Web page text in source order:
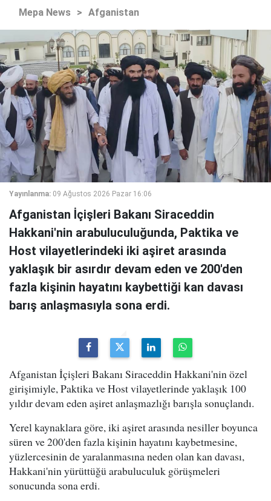
Mepa News > Afganistan
Yayınlanma: 09 Ağustos 2026 Pazar 16:06
Afganistan İçişleri Bakanı Siraceddin
Hakkani'nin arabuluculuğunda, Paktika ve
Host vilayetlerindeki iki aşiret arasında
yaklaşık bir asırdır devam eden ve 200'den
fazla kişinin hayatını kaybettiği kan davası
barış anlaşmasıyla sona erdi.
Afganistan İçişleri Bakanı Siraceddin Hakkani'nin özel
girişimiyle, Paktika ve Host vilayetlerinde yaklaşık 100
yıldır devam eden aşiret anlaşmazlığı barışla sonuçlandı.
Yerel kaynaklara göre, iki aşiret arasında nesiller boyunca
süren ve 200'den fazla kişinin hayatını kaybetmesine,
yüzlercesinin de yaralanmasına neden olan kan davası,
Hakkani'nin yürüttüğü arabuluculuk görüşmeleri
sonucunda sona erdi.